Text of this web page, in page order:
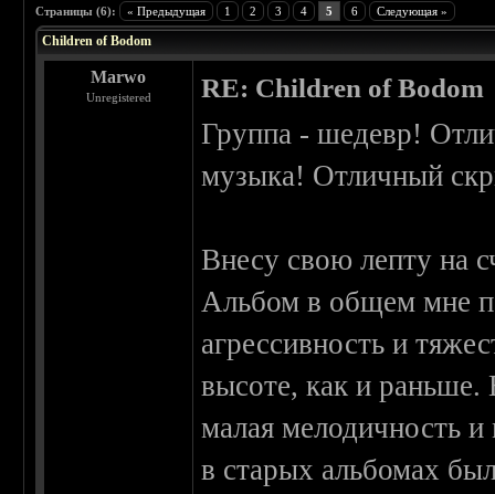
Страницы (6): « Предыдущая 1 2 3 4 5 6 Следующая »
Children of Bodom
Marwo
Unregistered RE: Children of Bodom
Группа - шедевр!
музыка! Отличный
Внесу свою лепту на
Альбом в общем мне
агрессивность и
высоте, как и раньше.
малая мелодичность
в старых альбомах